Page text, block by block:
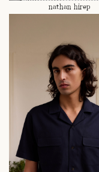
nathan hirep